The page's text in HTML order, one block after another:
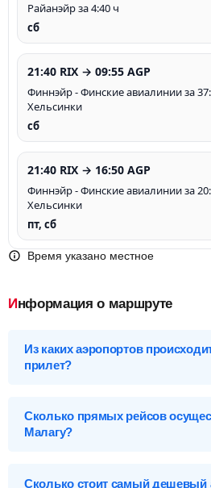
Райанэйр за 4:40 ч
сб
21:40 RIX → 09:55 AGP
Финнэйр - Финские авиалинии за
Хельсинки
сб
21:40 RIX → 16:50 AGP
Финнэйр - Финские авиалинии за
Хельсинки
пт, сб
Время указано местное
Информация о маршруте
Из каких аэропортов
прилет?
Рига (RIX), Латвия
Рига-RIX
Сколько прямых рейсов
Малагу?
Сколько стоит самый дешевый